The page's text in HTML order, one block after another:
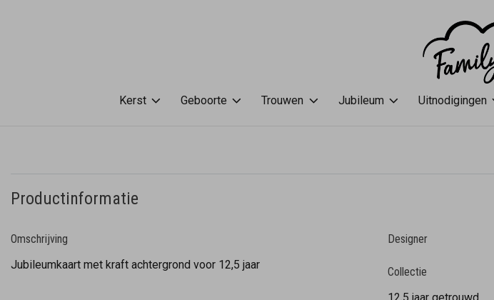
Kerst Geboorte Trouwen Jubileum Uitnodigingen
Productinformatie
Omschrijving
Jubileumkaart met kraft achtergrond voor 12,5 jaar
Designer
Collectie